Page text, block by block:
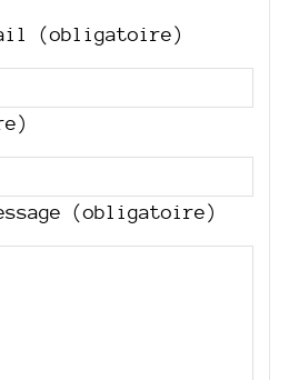
(obligatoire)
(obligatoire)